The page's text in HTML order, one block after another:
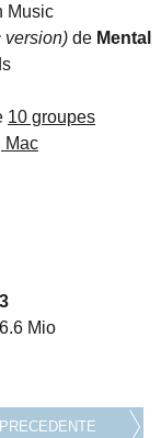
Music
version) de Mental
10 groupes
Mac
Mio